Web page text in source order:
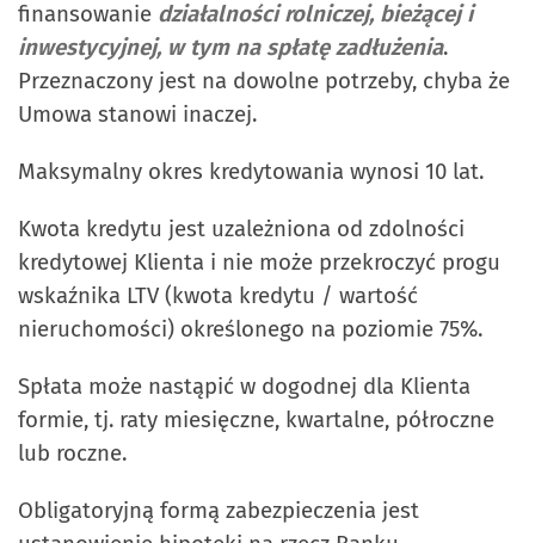
finansowanie działalności rolniczej, bieżącej i
inwestycyjnej, w tym na spłatę zadłużenia.
Przeznaczony jest na dowolne potrzeby, chyba że
Umowa stanowi inaczej.
Maksymalny okres kredytowania wynosi 10 lat.
Kwota kredytu jest uzależniona od zdolności
kredytowej Klienta i nie może przekroczyć progu
wskaźnika LTV (kwota kredytu / wartość
nieruchomości) określonego na poziomie 75%.
Spłata może nastąpić w dogodnej dla Klienta
formie, tj. raty miesięczne, kwartalne, półroczne
lub roczne.
Obligatoryjną formą zabezpieczenia jest